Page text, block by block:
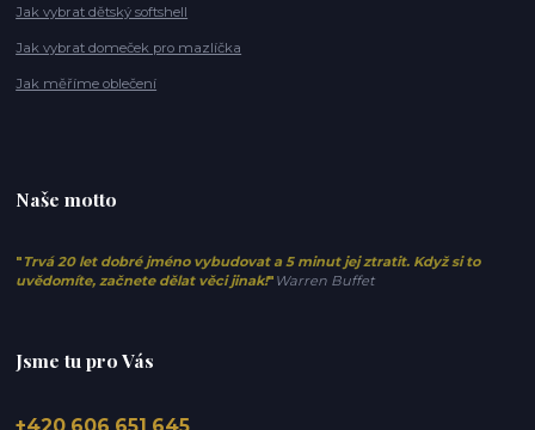
Jak vybrat dětský softshell
Jak vybrat domeček pro mazlíčka
Jak měříme oblečení
Naše motto
" Trvá 20 let dobré jméno vybudovat a 5 minut jej ztratit. Když si to
uvědomíte, začnete dělat věci jinak!" Warren Buffet
Jsme tu pro Vás